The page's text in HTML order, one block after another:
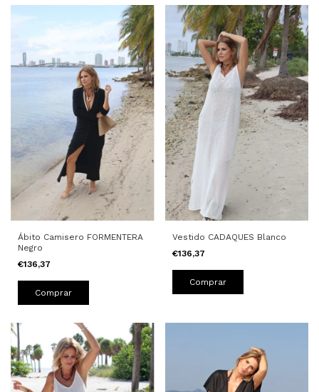
Ábito Camisero FORMENTERA
Negro
€136,37
Comprar
Vestido CADAQUES Blanco
€136,37
Comprar